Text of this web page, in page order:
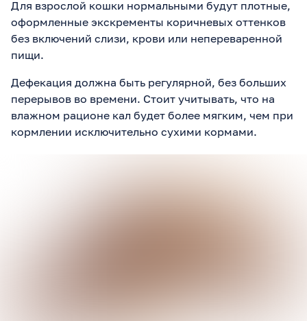
Для взрослой кошки нормальными будут плотные,
оформленные экскременты коричневых оттенков
без включений слизи, крови или непереваренной
пищи.
Дефекация должна быть регулярной, без больших
перерывов во времени. Стоит учитывать, что на
влажном рационе кал будет более мягким, чем при
кормлении исключительно сухими кормами.